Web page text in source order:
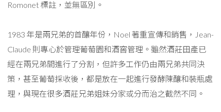
Romonet 標註，並無區別。
1983 年是兩兄弟的首釀年份，Noel 著重宣傳和銷售，Jean-
Claude 則專心於管理葡萄園和酒窖管理。雖然酒莊田產已
經在兩兄弟間進行了分割，但許多工作仍由兩兄弟共同決
策，甚至葡萄採收後，都是放在一起進行發酵陳釀和裝瓶處
理，與現在很多酒莊兄弟姐妹分家或分而治之截然不同。